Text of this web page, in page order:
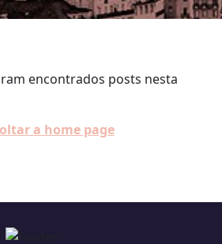
encontrados posts nesta
a home page